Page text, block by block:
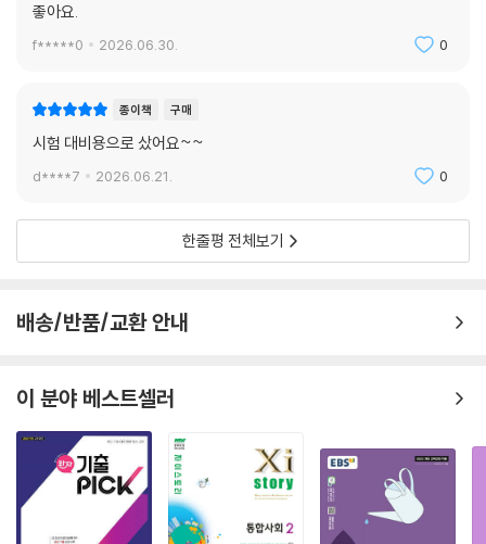
좋아요.
f*****0 2026.06.30. 0
종이책 구매
시험 대비용으로 샀어요~~
d****7 2026.06.21. 0
한줄평 전체보기
배송/반품/교환 안내
이 분야 베스트셀러